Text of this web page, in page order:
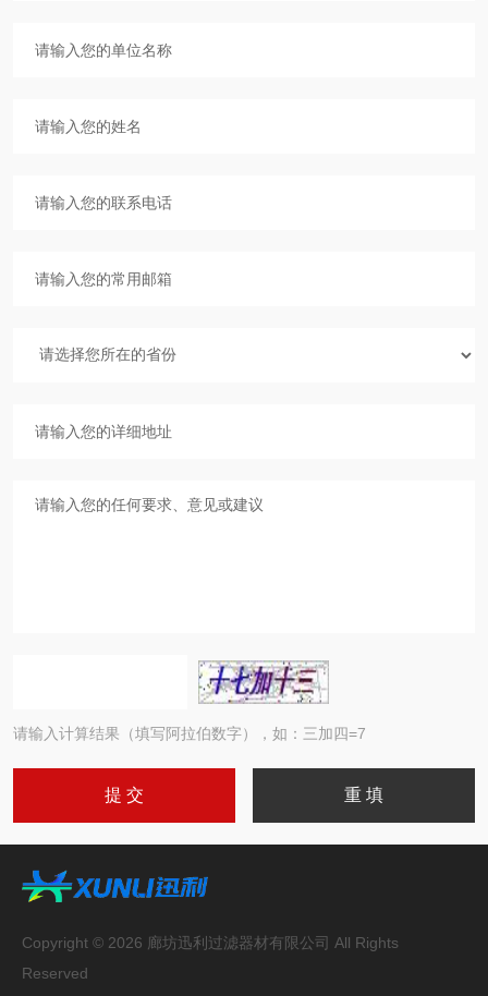
请输入计算结果（填写阿拉伯数字），如：三加四=7
Copyright © 2026 廊坊迅利过滤器材有限公司 All Rights
Reserved